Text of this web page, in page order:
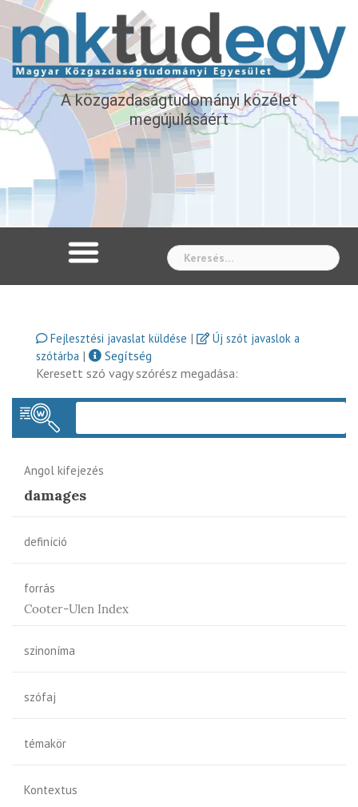
A közgazdaságtudományi közélet
megújulásáért
Fejlesztési javaslat küldése |
Új szót javaslok a
szótárba |
Segítség
Keresett szó vagy szórész megadása:
Angol kifejezés
damages
definíció
forrás
Cooter-Ulen Index
szinoníma
szófaj
témakör
Kontextus